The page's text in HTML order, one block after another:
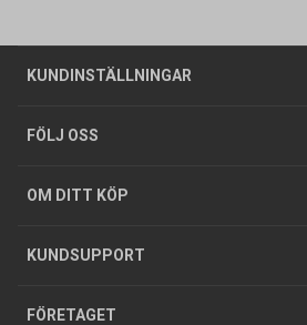
KUNDINSTÄLLNINGAR
Företagskund / Privatkund
FÖLJ OSS
OM DITT KÖP
Allmänna försäljningsvillkor
Integritetspolicy
GDPR
KUNDSUPPORT
Butiker
Foldrar och kataloger
Köpguider
Varumärken
FÖRETAGET
Om oss
Tjänster
Hållbarhet
Jobba hos oss
Press